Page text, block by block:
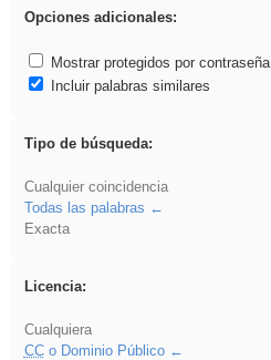
Opciones adicionales:
Mostrar protegidos por contraseña
Incluir palabras similares
Tipo de búsqueda:
Cualquier coincidencia
Todas las palabras
Exacta
Licencia:
Cualquiera
CCo Dominio Público